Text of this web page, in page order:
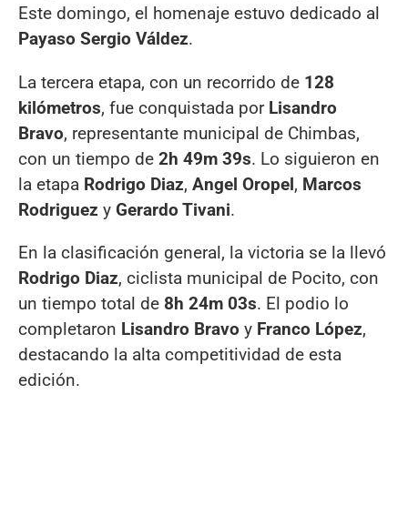
Este domingo, el homenaje estuvo dedicado al
Payaso Sergio Váldez.
La tercera etapa, con un recorrido de 128
kilómetros, fue conquistada por Lisandro
Bravo, representante municipal de Chimbas,
con un tiempo de 2h 49m 39s. Lo siguieron en
la etapa Rodrigo Diaz, Angel Oropel, Marcos
Rodriguez y Gerardo Tivani.
En la clasificación general, la victoria se la llevó
Rodrigo Diaz, ciclista municipal de Pocito, con
un tiempo total de 8h 24m 03s. El podio lo
completaron Lisandro Bravo y Franco López,
destacando la alta competitividad de esta
edición.